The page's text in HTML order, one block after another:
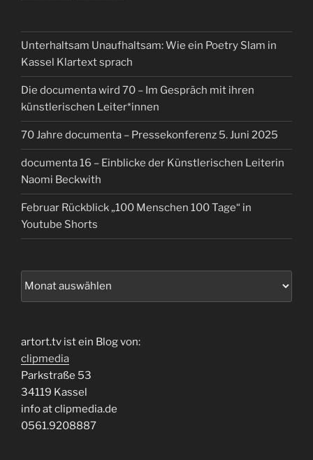
Unterhaltsam Unaufhaltsam: Wie ein Poetry Slam in
Kassel Klartext sprach
Die documenta wird 70 – Im Gespräch mit ihren
künstlerischen Leiter*innen
70 Jahre documenta – Pressekonferenz 5. Juni 2025
documenta 16 – Einblicke der Künstlerischen Leiterin
Naomi Beckwith
Februar Rückblick „100 Menschen 100 Tage“ in
Youtube Shorts
artort.tv ist ein Blog von:
clipmedia
Parkstraße 53
34119 Kassel
info at clipmedia.de
0561.9208887